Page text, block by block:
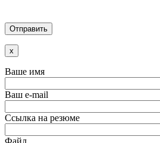
x
Ваше имя
Ваш e-mail
Ссылка на резюме
Файл